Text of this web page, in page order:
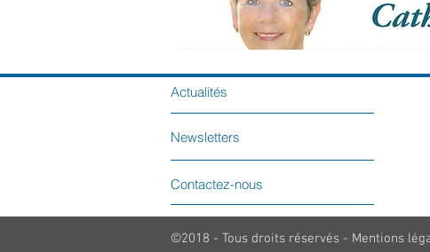
Actualités
Newsletters
Contactez-nous
©2018 - Tous droits réservés - Mentions